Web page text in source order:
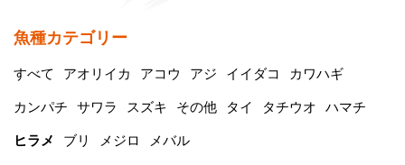
魚種カテゴリー
すべて アオリイカ アコウ アジ イイダコ カワハギ
カンパチ サワラ スズキ その他 タイ タチウオ ハマチ
ヒラメ ブリ メジロ メバル